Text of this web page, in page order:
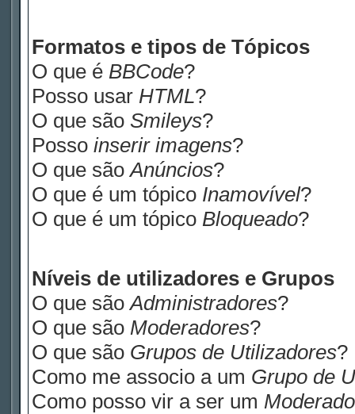
Formatos e tipos de Tópicos
O que é BBCode?
Posso usar HTML?
O que são Smileys?
Posso inserir imagens?
O que sãoAnúncios?
O que é um tópico Inamovível?
O que é um tópico Bloqueado?
Níveis de utilizadores e Grupos
O que sãoAdministradores?
O que são Moderadores?
O que são Grupos de Utilizadores?
Como me associo a um Grupo de
Como posso vir a ser um